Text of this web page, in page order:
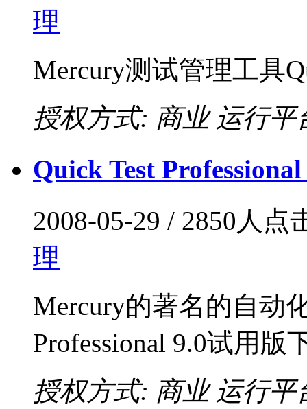
理
Mercury测试管理工具
授权方式: 商业 运行平
Quick Test
2008-05-29 / 2850人
理
Mercury的著名的自动
Professional 9.0试用版
授权方式: 商业 运行平